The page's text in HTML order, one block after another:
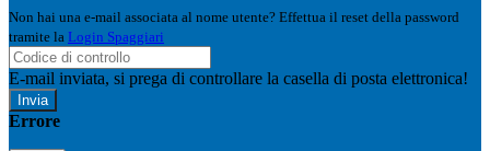
Non hai una e-mail associata al nome utente? Effettua il reset della password
tramite la Login Spaggiari
E-mail inviata, si prega di controllare la casella di posta elettronica!
Errore